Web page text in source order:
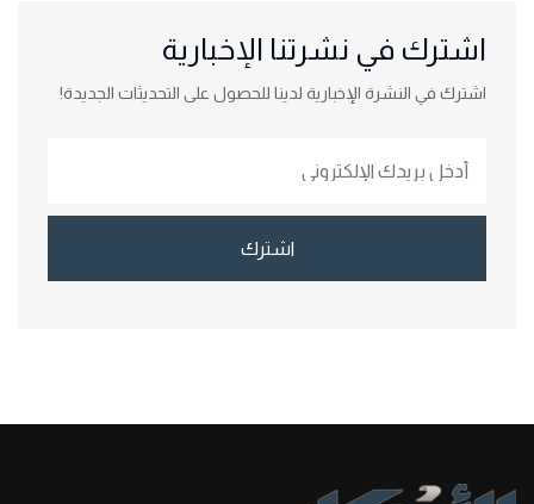
اشترك في نشرتنا الإخبارية
اشترك في النشرة الإخبارية لدينا للحصول على التحديثات الجديدة!
اشترك